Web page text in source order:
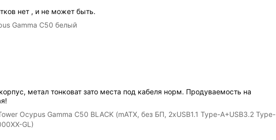
нет , и не может быть.
Gamma C50 белый
метал тонковат зато места под кабеля норм. Продуваемость на
Ocypus Gamma C50 BLACK (mATX, без БП, 2xUSB1.1 Type-A+USB3.2 Type-
GL)